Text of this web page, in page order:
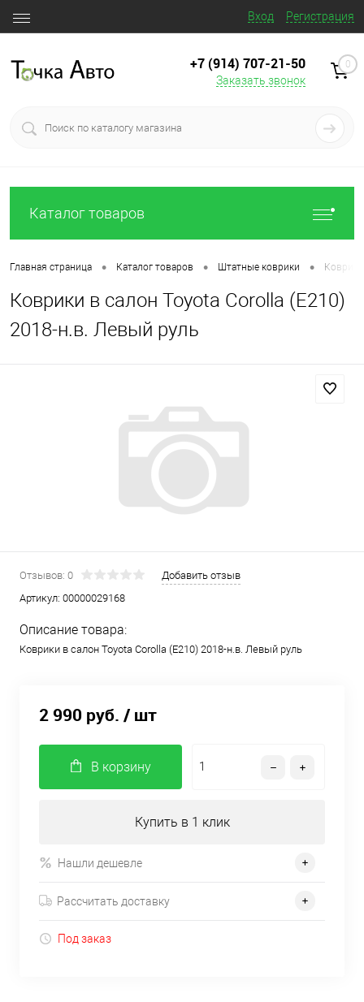
Вход Регистрация
+7 (914) 707‒21‒50
Заказать звонок
0
Каталог товаров
Главная страница • Каталог товаров • Штатные коврики •
Коврики в салон Toyota Corolla (E210)
2018-н.в. Левый руль
Отзывов: 0
Добавить отзыв
Артикул: 00000029168
Описание товара:
Коврики в салон Toyota Corolla (E210) 2018-н.в. Левый руль
2 990 руб. / шт
В корзину
Купить в 1 клик
Нашли дешевле
Рассчитать доставку
Под заказ